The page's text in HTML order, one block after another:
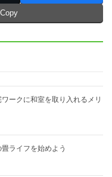
Copy
ークに和室を取り入れるメリ
ライフを始めよう